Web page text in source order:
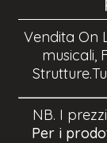
Vendita On
musicali,
NB. I
Per i